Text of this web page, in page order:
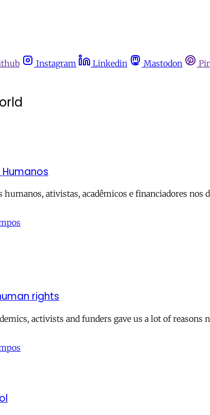
Instagram Linkedin Mastodon
ativistas, acadêmicos e financiadores nos
rights
activists and funders gave us a lot of